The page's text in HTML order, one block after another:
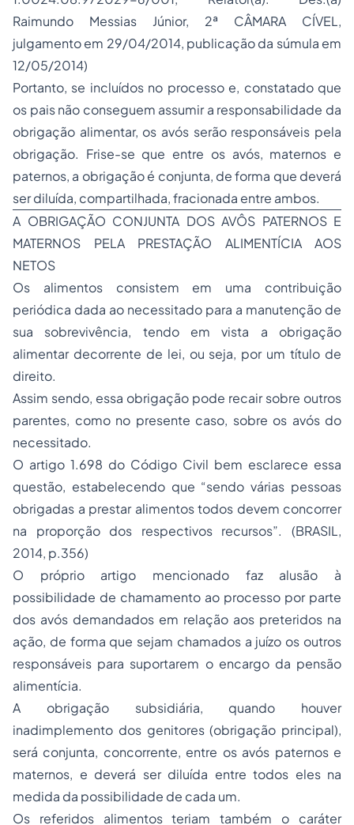
Raimundo Messias Júnior, 2ª CÂMARA CÍVEL,
julgamento em 29/04/2014, publicação da súmula em
12/05/2014)
Portanto, se incluídos no processo e, constatado que
os pais não conseguem assumir a responsabilidade da
obrigação alimentar, os avós serão responsáveis pela
obrigação. Frise-se que entre os avós, maternos e
paternos, a obrigação é conjunta, de forma que deverá
ser diluída, compartilhada, fracionada entre ambos.
A OBRIGAÇÃO CONJUNTA DOS AVÔS PATERNOS E
MATERNOS PELA PRESTAÇÃO ALIMENTÍCIA AOS
NETOS
Os alimentos consistem em uma contribuição
periódica dada ao necessitado para a manutenção de
sua sobrevivência, tendo em vista a obrigação
alimentar decorrente de lei, ou seja, por um título de
direito.
Assim sendo, essa obrigação pode recair sobre outros
parentes, como no presente caso, sobre os avós do
necessitado.
O artigo 1.698 do Código Civil bem esclarece essa
questão, estabelecendo que “sendo várias pessoas
obrigadas a prestar alimentos todos devem concorrer
na proporção dos respectivos recursos”. (BRASIL,
2014, p.356)
O próprio artigo mencionado faz alusão à
possibilidade de chamamento ao processo por parte
dos avós demandados em relação aos preteridos na
ação, de forma que sejam chamados a juízo os outros
responsáveis para suportarem o encargo da pensão
alimentícia.
A obrigação subsidiária, quando houver
inadimplemento dos genitores (obrigação principal),
será conjunta, concorrente, entre os avós paternos e
maternos, e deverá ser diluída entre todos eles na
medida da possibilidade de cada um.
Os referidos alimentos teriam também o caráter